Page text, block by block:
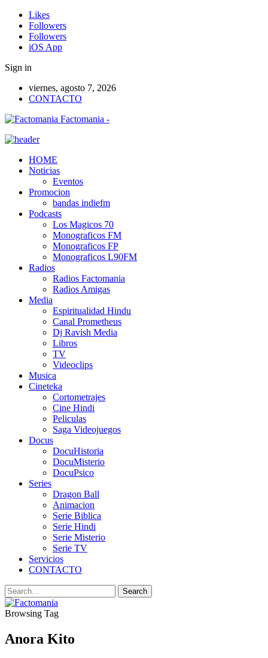
Likes
Followers
Followers
iOS App
Sign in
viernes, agosto 7, 2026
CONTACTO
Factomania -
HOME
Noticias
Eventos
Promocion
bandas indiefm
Podcasts
Los Magicos 70
Monograficos FM
Monograficos FP
Monograficos L90FM
Radios
Radios Factomania
Radios Amigas
Media
Espiritualidad Hindu
Canal Prometheus
Dj Ravish Media
Libros
TV
Videoclips
Musica
Cineteka
Cortometrajes
Cine Hindi
Peliculas
Saga Videojuegos
Docus
DocuHistoria
DocuMisterio
DocuPsico
Series
Dragon Ball
Animacion
Serie Biblica
Serie Hindi
Serie Misterio
Serie TV
Servicios
CONTACTO
Browsing Tag
Anora Kito